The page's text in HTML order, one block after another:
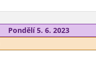
Pondělí 5. 6. 2023